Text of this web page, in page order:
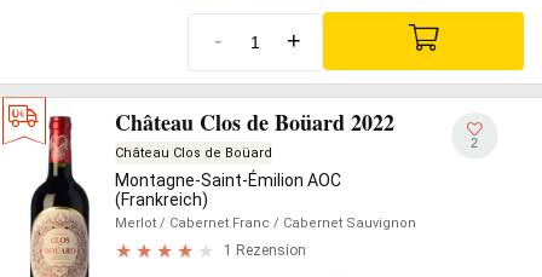
- +
Château Clos de Boüard 2022
Château Clos de Boüard
Montagne-Saint-Émilion AOC
(Frankreich)
Merlot / Cabernet Franc / Cabernet Sauvignon
1 Rezension
2